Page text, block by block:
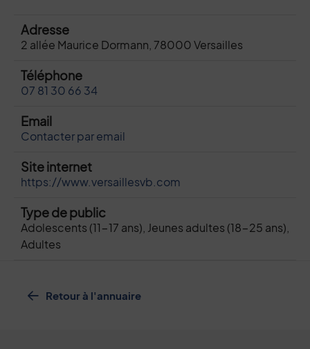
Adresse
2 allée Maurice Dormann, 78000 Versailles
Téléphone
07 81 30 66 34
Email
Contacter par email
Site internet
https://www.versaillesvb.com
Type de public
Adolescents (11-17 ans), Jeunes adultes (18-25 ans),
Adultes
Retour à l'annuaire